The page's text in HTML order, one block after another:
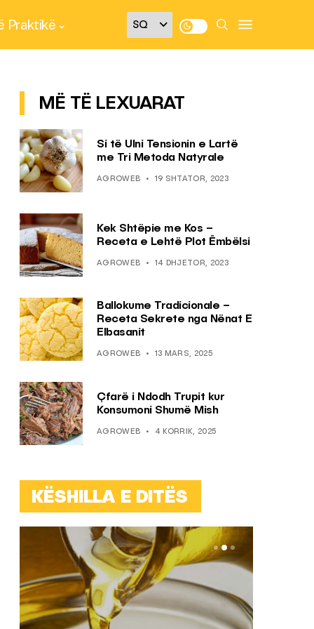
Praktikë
MË TË LEXUARAT
Si të Ulni Tensionin e Lartë
me Tri Metoda Natyrale
AGROWEB 19 SHTATOR, 2023
Kek Shtëpie me Kos –
Receta e Lehtë Plot Ëmbëlsi
AGROWEB 14 DHJETOR, 2023
Ballokume Tradicionale –
Receta Sekrete nga Nënat E
Elbasanit
AGROWEB 13 MARS, 2025
Çfarë i Ndodh Trupit kur
Konsumoni Shumë Mish
AGROWEB 4 KORRIK, 2025
KËSHILLA E DITËS